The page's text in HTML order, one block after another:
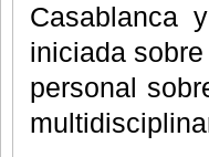
Casablanca
iniciada
personal